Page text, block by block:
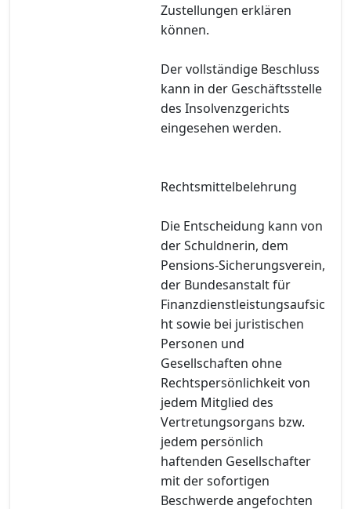
Zustellungen erklären
können.
Der vollständige Beschluss
kann in der Geschäftsstelle
des Insolvenzgerichts
eingesehen werden.
Rechtsmittelbelehrung
Die Entscheidung kann von
der Schuldnerin, dem
Pensions-Sicherungsverein,
der Bundesanstalt für
Finanzdienstleistungsaufsic
ht sowie bei juristischen
Personen und
Gesellschaften ohne
Rechtspersönlichkeit von
jedem Mitglied des
Vertretungsorgans bzw.
jedem persönlich
haftenden Gesellschafter
mit der sofortigen
Beschwerde angefochten